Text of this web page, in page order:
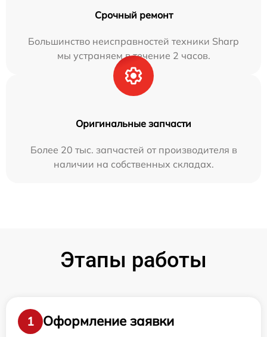
Срочный ремонт
Большинство неисправностей техники Sharp
мы устраняем в течение 2 часов.
Оригинальные запчасти
Более 20 тыс. запчастей от производителя в
наличии на собственных складах.
Этапы работы
1
Оформление заявки